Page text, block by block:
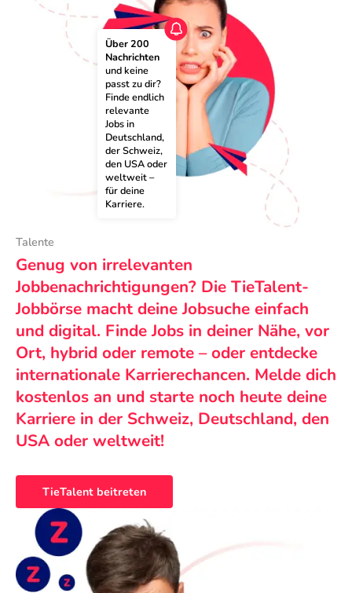
Über 200
Nachrichten
und keine
passt zu dir?
Finde endlich
relevante
Jobs in
Deutschland,
der Schweiz,
den USA oder
weltweit –
für deine
Karriere.
Talente
Genug von irrelevanten
Jobbenachrichtigungen? Die TieTalent-
Jobbörse macht deine Jobsuche einfach
und digital. Finde Jobs in deiner Nähe, vor
Ort, hybrid oder remote – oder entdecke
internationale Karrierechancen. Melde dich
kostenlos an und starte noch heute deine
Karriere in der Schweiz, Deutschland, den
USA oder weltweit!
TieTalent beitreten